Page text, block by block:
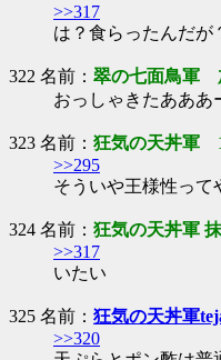
>>317
は？食らったんだが
322 名前： 翠の七面鳥軍
おっしゃきたあああ
323 名前： 狂気の天丼軍
>>295
そういや王様性って
324 名前： 狂気の天丼軍
>>317
いたい
325 名前： 狂気の天丼軍
>>320